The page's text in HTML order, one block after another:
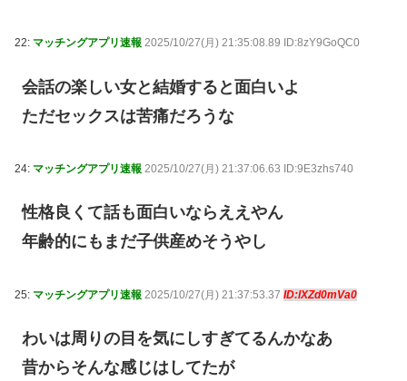
22: マッチングアプリ速報 2025/10/27(月) 21:35:08.89 ID:8zY9GoQC0
会話の楽しい女と結婚すると面白いよ
ただセックスは苦痛だろうな
24: マッチングアプリ速報 2025/10/27(月) 21:37:06.63 ID:9E3zhs740
性格良くて話も面白いならええやん
年齢的にもまだ子供産めそうやし
25: マッチングアプリ速報 2025/10/27(月) 21:37:53.37 ID:lXZd0mVa0
わいは周りの目を気にしすぎてるんかなあ
昔からそんな感じはしてたが